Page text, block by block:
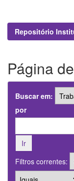
Repositório
Página
Buscar em:
por
Filtros correntes: